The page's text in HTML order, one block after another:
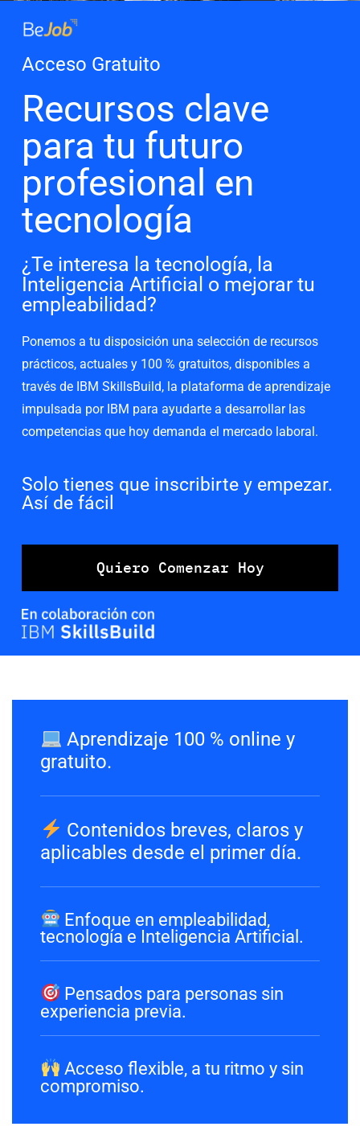
Acceso Gratuito
Recursos clave
para tu futuro
profesional en
tecnología
¿Te interesa la tecnología, la
Inteligencia Artificial o mejorar tu
empleabilidad?
Ponemos a tu disposición una selección de recursos
prácticos, actuales y 100 % gratuitos, disponibles a
través de IBM SkillsBuild, la plataforma de aprendizaje
impulsada por IBM para ayudarte a desarrollar las
competencias que hoy demanda el mercado laboral.
Solo tienes que inscribirte y empezar.
Así de fácil
Quiero Comenzar Hoy
Aprendizaje 100 % online y
gratuito.
Contenidos breves, claros y
aplicables desde el primer día.
Enfoque en empleabilidad,
tecnología e Inteligencia Artificial.
Pensados para personas sin
experiencia previa.
Acceso flexible, a tu ritmo y sin
compromiso.